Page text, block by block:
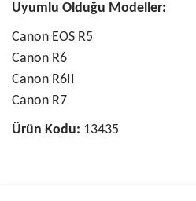
Uyumlu Olduğu Modeller:
Canon EOS R5
Canon R6
Canon R6II
Canon R7
Ürün Kodu: 13435